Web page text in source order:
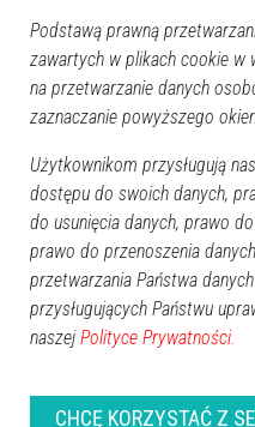
Zobacz również
Podstawą prawną
zawartych w plikach cookie w
na przetwarzanie danych
zaznaczanie powyższego
Użytkownikom przysługują
dostępu do swoich danych,
do usunięcia danych, prawo
prawo do przenoszenia
przetwarzania Państwa
przysługujących Państwu
naszej Polityce Prywatności.
CHCĘ KORZYSTAĆ Z